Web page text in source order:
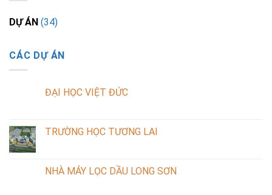
DỰ ÁN (34)
CÁC DỰ ÁN
ĐẠI HỌC VIỆT ĐỨC
TRƯỜNG HỌC TƯƠNG LAI
NHÀ MÁY LỌC DẦU LONG SƠN